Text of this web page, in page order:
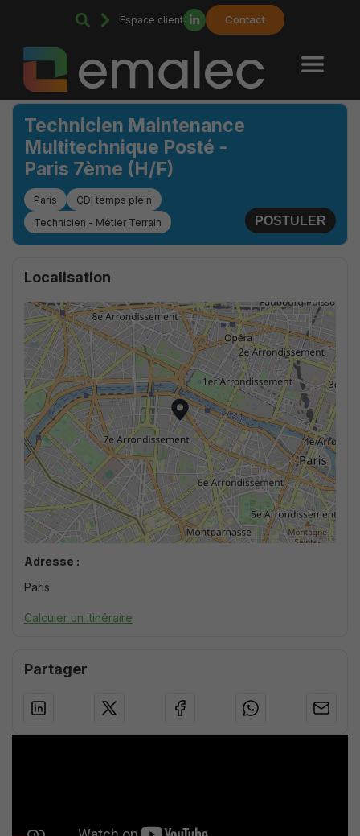
Espace client Contact
Technicien Maintenance
Multitechnique Posté -
Paris 7ème (H/F)
Paris
CDI temps plein
Technicien - Métier Terrain
POSTULER
Localisation
Adresse :
Paris
Calculer un itinéraire
Partager